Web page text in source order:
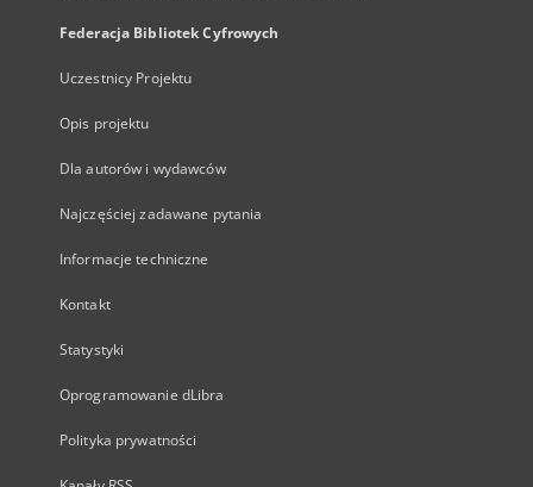
Federacja Bibliotek Cyfrowych
Uczestnicy Projektu
Opis projektu
Dla autorów i wydawców
Najczęściej zadawane pytania
Informacje techniczne
Kontakt
Statystyki
Oprogramowanie dLibra
Polityka prywatności